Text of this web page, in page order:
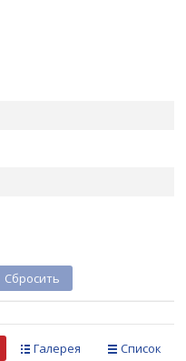
Сбросить
Список
Галерея